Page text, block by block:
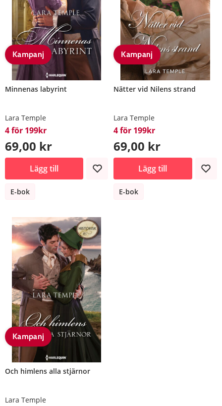
Kampanj
Minnenas labyrint
Lara Temple
4 för 199kr
69,00 kr
Lägg till
E-bok
Kampanj
Nätter vid Nilens strand
Lara Temple
4 för 199kr
69,00 kr
Lägg till
E-bok
Kampanj
Och himlens alla stjärnor
Lara Temple